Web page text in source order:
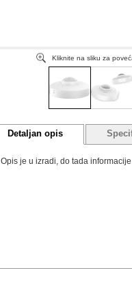
Kliknite na sliku za
Detaljan opis
Opis je u izradi, do tada